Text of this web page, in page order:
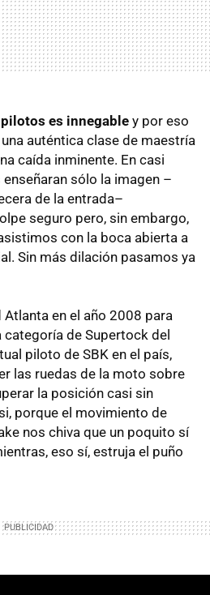
es innegabley por eso
auténtica clase de maestría
caída inminente. En casi
sólo la imagen –
de la entrada–
seguro pero, sin embargo,
con la boca abierta a
Sin más dilación pasamos ya
en el año 2008 para
categoría de Supertock del
piloto de SBK en el país,
las ruedas de la moto sobre
la posición casi sin
porque el movimiento de
nos chiva que un poquito sí
eso sí, estruja el puño